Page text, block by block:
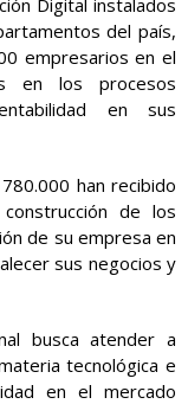
del país,
empresarios en el
en los procesos
en sus
han recibido
de los
de su empresa en
sus negocios y
busca atender a
tecnológica e
en el mercado